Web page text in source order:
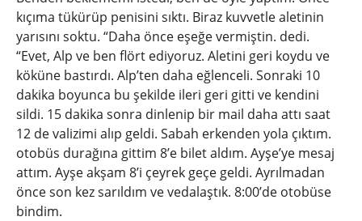
kıçıma tükürüp penisini sıktı. Biraz kuvvetle aletinin
yarısını soktu. “Daha önce eşeğe vermiştin. dedi.
“Evet, Alp ve ben flört ediyoruz. Aletini geri koydu ve
köküne bastırdı. Alp’ten daha eğlenceli. Sonraki 10
dakika boyunca bu şekilde ileri geri gitti ve kendini
sildi. 15 dakika sonra dinlenip bir mail daha attı saat
12 de valizimi alıp geldi. Sabah erkenden yola çıktım.
otobüs durağına gittim 8’e bilet aldım. Ayşe’ye mesaj
attım. Ayşe akşam 8’i çeyrek geçe geldi. Ayrılmadan
önce son kez sarıldım ve vedalaştık. 8:00’de otobüse
bindim.